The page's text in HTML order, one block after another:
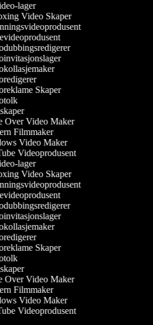
lager
Video Skaper
Skaper
Video Maker
Filmmaker
Video Maker
Videoprodusent
lager
Video Skaper
Skaper
Video Maker
Filmmaker
Video Maker
Videoprodusent